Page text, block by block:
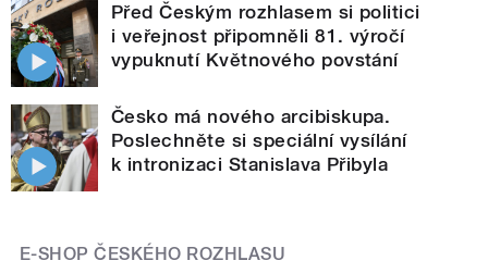
Před Českým rozhlasem si politici
i veřejnost připomněli 81. výročí
vypuknutí Květnového povstání
Česko má nového arcibiskupa.
Poslechněte si speciální vysílání
k intronizaci Stanislava Přibyla
E-SHOP ČESKÉHO ROZHLASU